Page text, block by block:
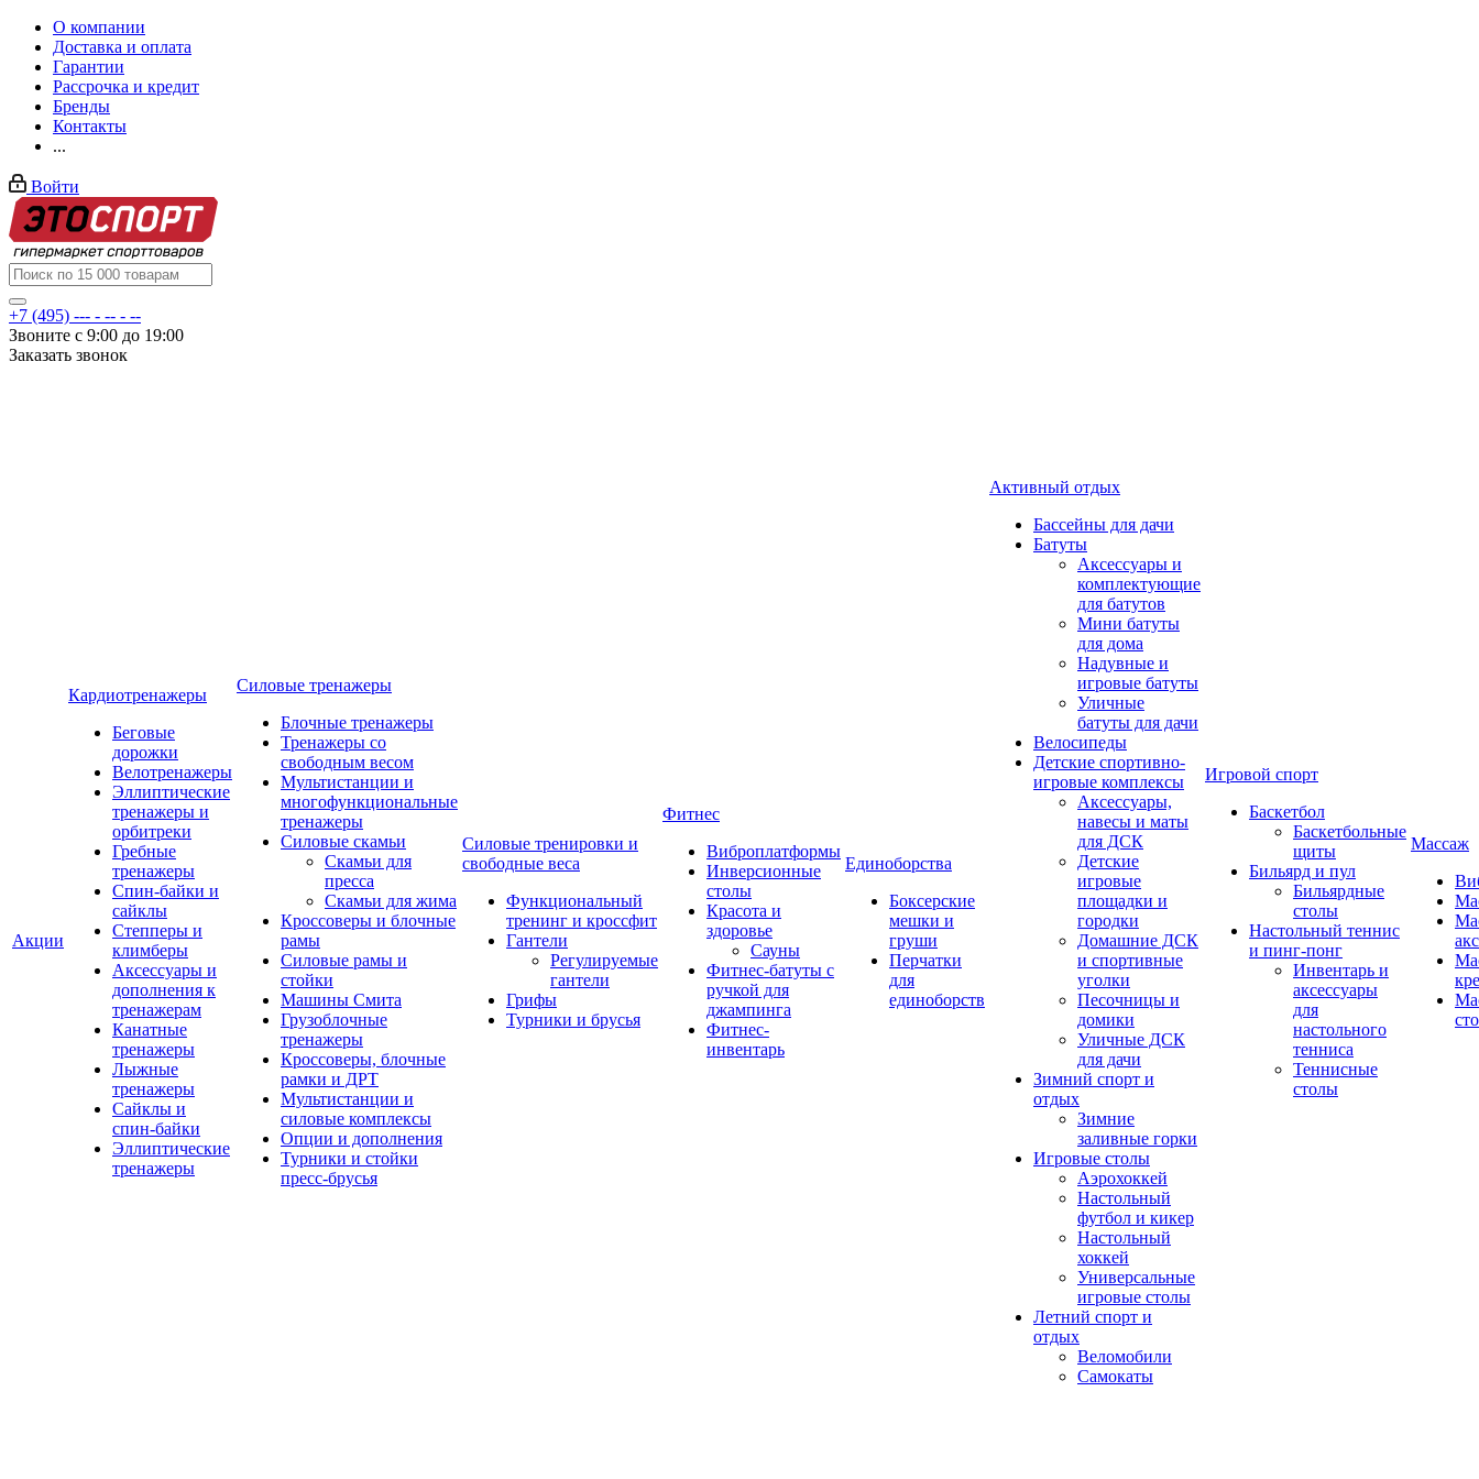
О компании
Доставка и оплата
Гарантии
Рассрочка и кредит
Бренды
Контакты
...
Войти
+7 (495) --- - -- - --
Звоните с 9:00 до 19:00
Заказать звонок
Акции
Кардиотренажеры
Беговые
дорожки
Велотренажеры
Эллиптические
тренажеры и
орбитреки
Гребные
тренажеры
Спин-байки и
сайклы
Степперы и
климберы
Аксессуары и
дополнения к
тренажерам
Канатные
тренажеры
Лыжные
тренажеры
Сайклы и
спин-байки
Эллиптические
тренажеры
Силовые тренажеры
Блочные тренажеры
Тренажеры со
свободным весом
Мультистанции и
многофункциональные
тренажеры
Силовые скамьи
Скамьи для
пресса
Скамьи для жима
Кроссоверы и блочные
рамы
Силовые рамы и
стойки
Машины Смита
Грузоблочные
тренажеры
Кроссоверы, блочные
рамки и ДРТ
Мультистанции и
силовые комплексы
Опции и дополнения
Турники и стойки
пресс-брусья
Силовые тренировки и
свободные веса
Функциональный
тренинг и кроссфит
Гантели
Регулируемые
гантели
Грифы
Турники и брусья
Фитнес
Виброплатформы
Инверсионные
столы
Красота и
здоровье
Сауны
Фитнес-батуты с
ручкой для
джампинга
Фитнес-
инвентарь
Единоборства
Боксерские
мешки и
груши
Перчатки
для
единоборств
Активный отдых
Бассейны для дачи
Батуты
Аксессуары и
комплектующие
для батутов
Мини батуты
для дома
Надувные и
игровые батуты
Уличные
батуты для дачи
Велосипеды
Детские спортивно-
игровые комплексы
Аксессуары,
навесы и маты
для ДСК
Детские
игровые
площадки и
городки
Домашние ДСК
и спортивные
уголки
Песочницы и
домики
Уличные ДСК
для дачи
Зимний спорт и
отдых
Зимние
заливные горки
Игровые столы
Аэрохоккей
Настольный
футбол и кикер
Настольный
хоккей
Универсальные
игровые столы
Летний спорт и
отдых
Веломобили
Самокаты
Игровой спорт
Баскетбол
Баскетбольные
щиты
Бильярд и пул
Бильярдные
столы
Настольный теннис
и пинг-понг
Инвентарь и
аксессуары
для
настольного
тенниса
Теннисные
столы
Массаж